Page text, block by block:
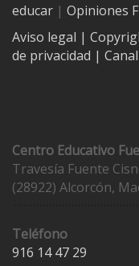
educar | Opiniones
Aviso legal |
de privacidad |
Centro Educativo
Travesía Fuente
(28922) Alcorcón,
Teléfono
916 14 47 29